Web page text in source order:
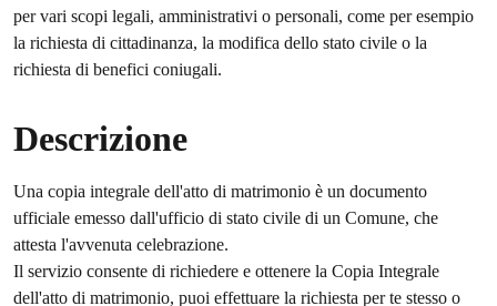
per vari scopi legali, amministrativi o personali, come per esempio
la richiesta di cittadinanza, la modifica dello stato civile o la
richiesta di benefici coniugali.
Descrizione
Una copia integrale dell'atto di matrimonio è un documento
ufficiale emesso dall'ufficio di stato civile di un Comune, che
attesta l'avvenuta celebrazione.
Il servizio consente di richiedere e ottenere la Copia Integrale
dell'atto di matrimonio, puoi effettuare la richiesta per te stesso o